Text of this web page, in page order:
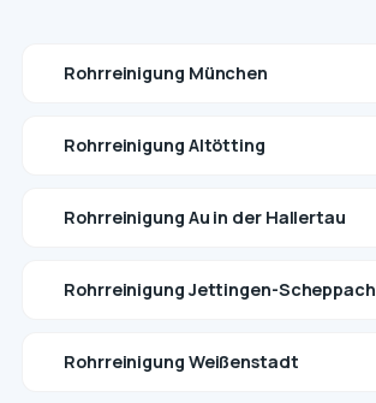
Rohrreinigung München
Rohrreinigung Altötting
Rohrreinigung Au in der Hallertau
Rohrreinigung Jettingen-Scheppach
Rohrreinigung Weißenstadt